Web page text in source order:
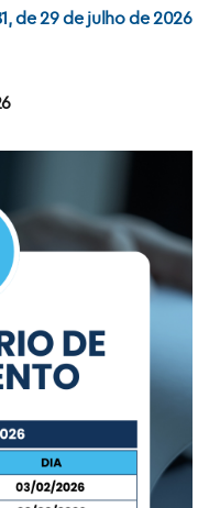
de 29 de julho de 2026